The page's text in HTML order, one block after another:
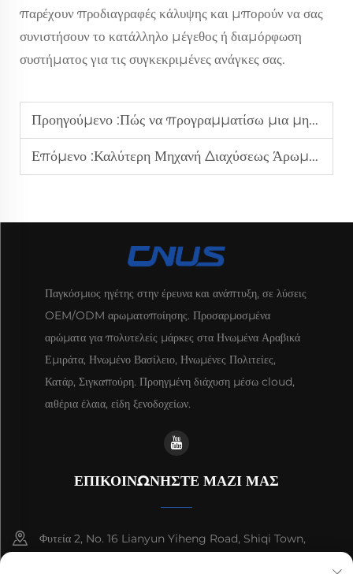
παρέχουν προδιαγραφές κάλυψης και μπορούν να σας
συνιστήσουν το κατάλληλο μέγεθος ή διαμόρφωση
συστήματος για τις συγκεκριμένες ανάγκες σας.
Προηγούμενο :Πώς να προγραμματίσω μια μηχανή ευωδιών στο ξενοδοχείο για να ταιριάζει με τις ώρες άφιξης χωρίς σπατάλη;
Επόμενο :Καλύτερη Μηχανή Διαχύσεως Άρωματος Χωρίς Θόρυβο για Σπίτι και Γραφείο
Παγκόσμιος ηγέτης στην έρευνα και ανάπτυξη, σε λύσεις
OEM/ODM αρωματοποίησης. Προσαρμοσμένα
αρώματα για πολυτελείς μάρκες στα Ηνωμένα Αραβικά
Εμιράτα, Ηνωμένο Βασίλειο, Ηνωμένες Πολιτείες,
Κατάρ, Σιγκαπούρη. Προηγμένη διάχυση μέσω cloud,
αιθέρια έλαια, είδη ξενοδοχείων.
ΕΠΙΚΟΙΝΩΝΗΣΤΕ ΜΑΖΙ ΜΑΣ
Φυτεία 2, No. 16 Lianyun Yiheng Road, Shiqi Town,